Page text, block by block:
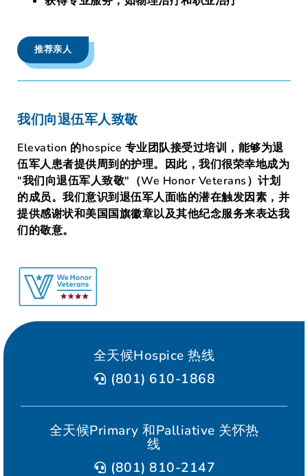
推荐亲人
我们向退伍军人致敬
Elevation 的hospice 专业团队接受过培训，能够为退
伍军人患者提供周到的护理。因此，我们很荣幸地成为
"我们向退伍军人致敬"（We Honor Veterans）计划
的成员。我们意识到退伍军人面临的潜在触发因素，并
提供感谢状和美国国旗徽章以及其他纪念服务来表达我
们的敬意。
全天候Hospice 热线
(801) 610-1868
全天候Primary 和Palliative 关怀热
线
(801) 810-2147